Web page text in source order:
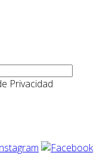
Privacidad